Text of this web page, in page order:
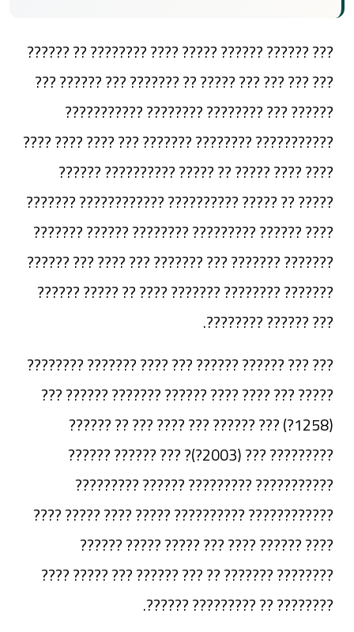
??? ?????? ?????? ????? ???? ???????? ?? ??????
??? ??? ??? ??? ????? ?? ??????? ??? ?????? ???
?????? ??? ???????? ???????? ???????????
??????????? ???????? ??????? ??? ???? ???? ????
???? ???? ????? ?? ????? ?????????? ??????
????? ?? ????? ?????????? ???????????? ???????
???? ?????? ????????? ???????? ?????? ???????
??????? ??????? ??? ??????? ??? ???? ??? ??????
??????? ???????? ??????? ???? ?? ????? ??????
??? ?????? ????????.
??? ??? ?????? ?????? ??? ???? ??????? ????????
????? ??? ???? ???? ?????? ??????? ?????? ???
(1258?) ??? ?????? ??? ???? ??? ?? ??????
????????? ??? (2003?)? ??? ?????? ??????
??????????? ????????? ?????? ?????????
???????????? ?????????? ????? ???? ????? ????
???? ?????? ???? ??? ????? ????? ??????
???????? ??????? ?? ??? ?????? ??? ????? ????
???????? ?? ????????? ??????.